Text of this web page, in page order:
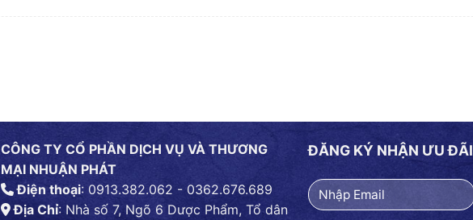
CÔNG TY CỔ PHẦN DỊCH VỤ VÀ THƯƠNG
MẠI NHUẬN PHÁT
Điện thoại: 0913.382.062 - 0362.676.689
Địa Chỉ: Nhà số 7, Ngõ 6 Dược Phẩm, Tổ dân
ĐĂNG KÝ NHẬN ƯU ĐÃI